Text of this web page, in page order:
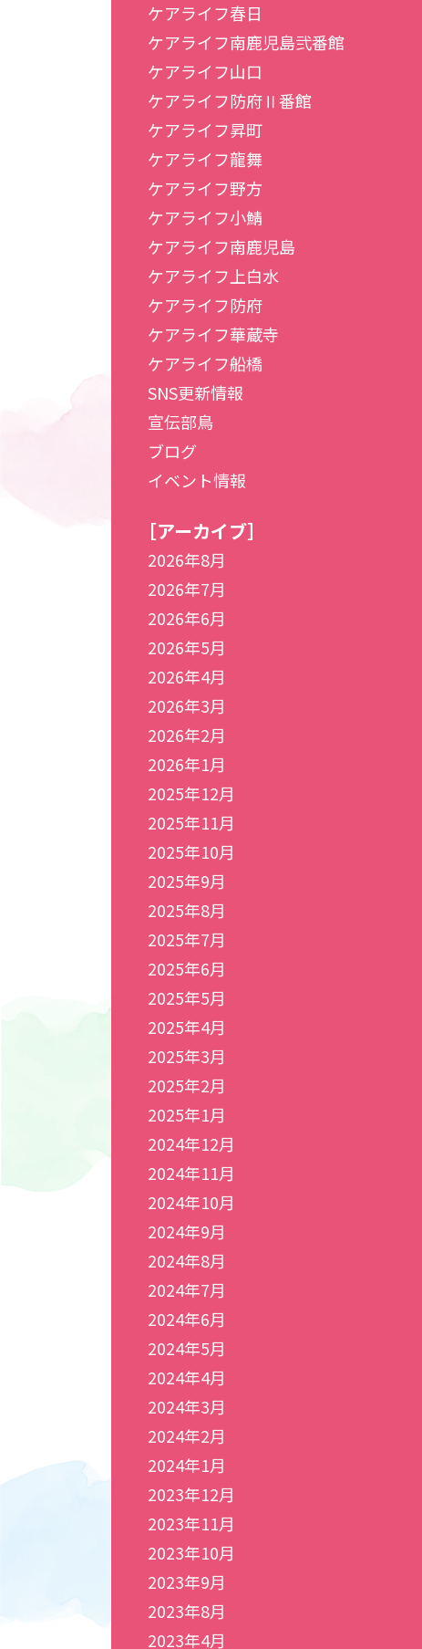
ケアライフ春日
ケアライフ南鹿児島弐番館
ケアライフ山口
ケアライフ防府Ⅱ番館
ケアライフ昇町
ケアライフ龍舞
ケアライフ野方
ケアライフ小鯖
ケアライフ南鹿児島
ケアライフ上白水
ケアライフ防府
ケアライフ華蔵寺
ケアライフ船橋
SNS更新情報
宣伝部鳥
ブログ
イベント情報
［アーカイブ］
2026年8月
2026年7月
2026年6月
2026年5月
2026年4月
2026年3月
2026年2月
2026年1月
2025年12月
2025年11月
2025年10月
2025年9月
2025年8月
2025年7月
2025年6月
2025年5月
2025年4月
2025年3月
2025年2月
2025年1月
2024年12月
2024年11月
2024年10月
2024年9月
2024年8月
2024年7月
2024年6月
2024年5月
2024年4月
2024年3月
2024年2月
2024年1月
2023年12月
2023年11月
2023年10月
2023年9月
2023年8月
2023年4月